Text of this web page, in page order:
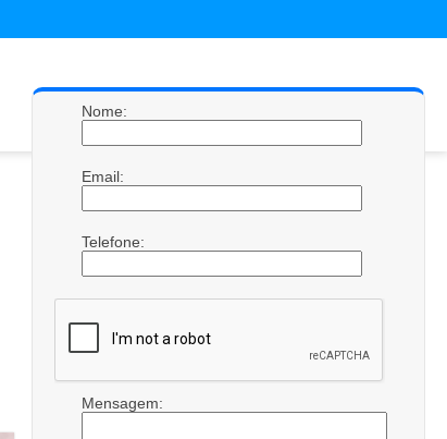
Nome:
Email:
Telefone:
Mensagem: